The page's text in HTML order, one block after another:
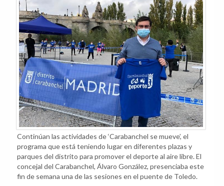
Continúan las actividades de ‘Carabanchel se mueve’, el
programa que está teniendo lugar en diferentes plazas y
parques del distrito para promover el deporte al aire libre. El
concejal del Carabanchel, Álvaro González, presenciaba este
fin de semana una de las sesiones en el puente de Toledo.